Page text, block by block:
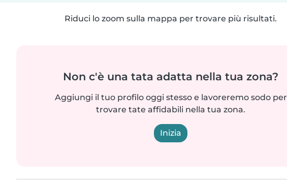
Riduci lo zoom sulla mappa per trovare più risultati.
Non c'è una tata adatta nella tua zona?
Aggiungi il tuo profilo oggi stesso e lavoreremo sodo per
trovare tate affidabili nella tua zona.
Inizia